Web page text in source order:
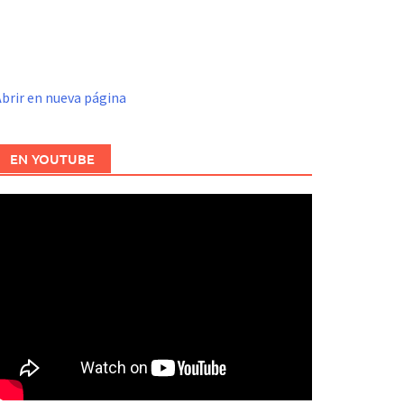
en nueva página
EN YOUTUBE